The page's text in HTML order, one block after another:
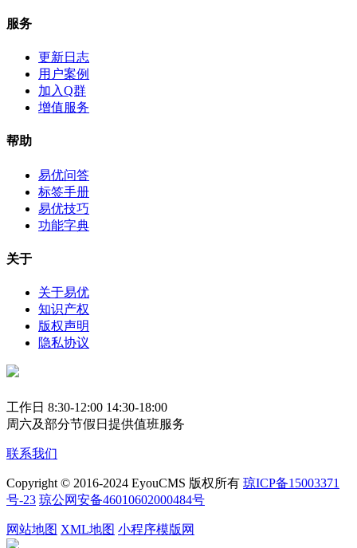
服务
更新日志
用户案例
加入Q群
增值服务
帮助
易优问答
标签手册
易优技巧
功能字典
关于
关于易优
知识产权
版权声明
隐私协议
工作日 8:30-12:00 14:30-18:00
周六及部分节假日提供值班服务
联系我们
Copyright © 2016-2024 EyouCMS 版权所有 琼ICP备15003371
号-23 琼公网安备46010602000484号
网站地图 XML地图 小程序模版网